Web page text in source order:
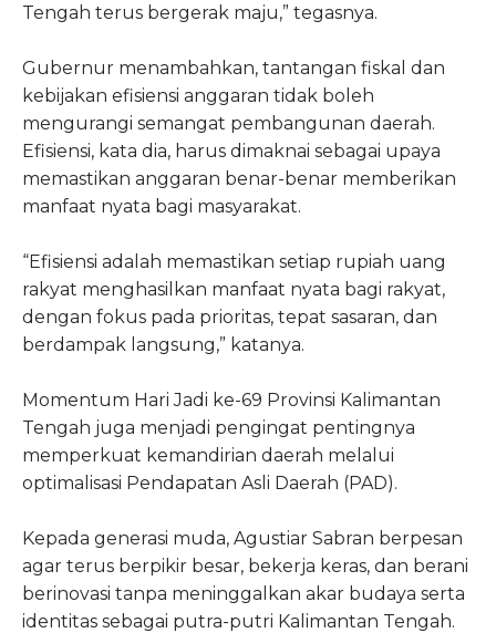
Tengah terus bergerak maju,” tegasnya.
Gubernur menambahkan, tantangan fiskal dan
kebijakan efisiensi anggaran tidak boleh
mengurangi semangat pembangunan daerah.
Efisiensi, kata dia, harus dimaknai sebagai upaya
memastikan anggaran benar-benar memberikan
manfaat nyata bagi masyarakat.
“Efisiensi adalah memastikan setiap rupiah uang
rakyat menghasilkan manfaat nyata bagi rakyat,
dengan fokus pada prioritas, tepat sasaran, dan
berdampak langsung,” katanya.
Momentum Hari Jadi ke-69 Provinsi Kalimantan
Tengah juga menjadi pengingat pentingnya
memperkuat kemandirian daerah melalui
optimalisasi Pendapatan Asli Daerah (PAD).
Kepada generasi muda, Agustiar Sabran berpesan
agar terus berpikir besar, bekerja keras, dan berani
berinovasi tanpa meninggalkan akar budaya serta
identitas sebagai putra-putri Kalimantan Tengah.